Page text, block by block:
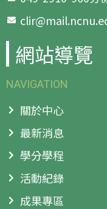
網站導覽
NAVIGATION
關於中心
最新消息
學分學程
活動紀錄
成果專區